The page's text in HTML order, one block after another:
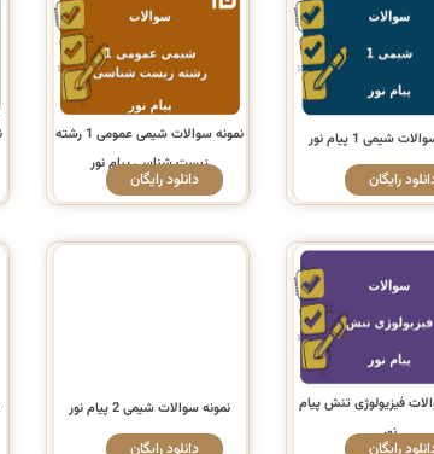
شیمی 1 پیام نور
رایگان
نمونه سوالات شیمی عمومی 1 رشته
زیست شناسی پیام نور
دانلود رایگان
فیزیولوژی تنش پیام
نور
رایگان
نمونه سوالات شیمی 2 پیام نور
دانلود رایگان